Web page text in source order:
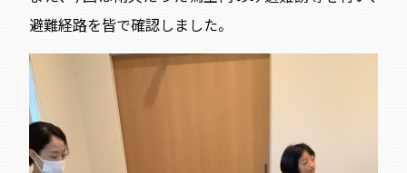
避難経路を皆で確認しました。